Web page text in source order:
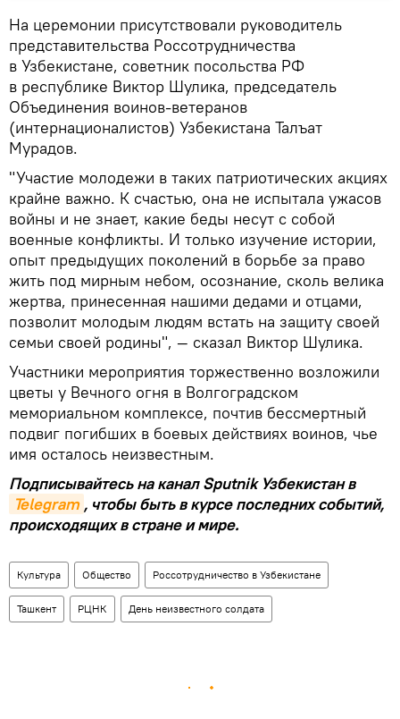
На церемонии присутствовали руководитель
представительства Россотрудничества
в Узбекистане, советник посольства РФ
в республике Виктор Шулика, председатель
Объединения воинов-ветеранов
(интернационалистов) Узбекистана Талъат
Мурадов.
"Участие молодежи в таких патриотических акциях
крайне важно. К счастью, она не испытала ужасов
войны и не знает, какие беды несут с собой
военные конфликты. И только изучение истории,
опыт предыдущих поколений в борьбе за право
жить под мирным небом, осознание, сколь велика
жертва, принесенная нашими дедами и отцами,
позволит молодым людям встать на защиту своей
семьи своей родины", — сказал Виктор Шулика.
Участники мероприятия торжественно возложили
цветы у Вечного огня в Волгоградском
мемориальном комплексе, почтив бессмертный
подвиг погибших в боевых действиях воинов, чье
имя осталось неизвестным.
Подписывайтесь на канал Sputnik Узбекистан в
Telegram , чтобы быть в курсе последних событий,
происходящих в стране и мире.
Культура Общество Россотрудничество в Узбекистане
Ташкент РЦНК День неизвестного солдата